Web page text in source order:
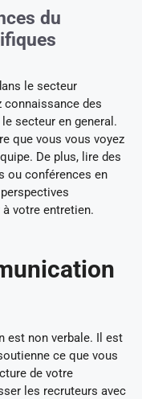
du
le secteur
connaissance des
secteur en general.
que vous vous voyez
De plus, lire des
ou conférences en
votre entretien.
est non verbale. Il est
ce que vous
de votre
les recruteurs avec